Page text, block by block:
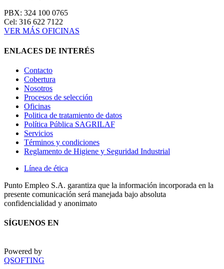
PBX: 324 100 0765
Cel: 316 622 7122
VER MÁS OFICINAS
ENLACES DE INTERÉS
Contacto
Cobertura
Nosotros
Procesos de selección
Oficinas
Politica de tratamiento de datos
Política Pública SAGRILAF
Servicios
Términos y condiciones
Reglamento de Higiene y Seguridad Industrial
Línea de ética
Punto Empleo S.A. garantiza que la información incorporada en la
presente comunicación será manejada bajo absoluta
confidencialidad y anonimato
SÍGUENOS EN
Powered by
QSOFTING